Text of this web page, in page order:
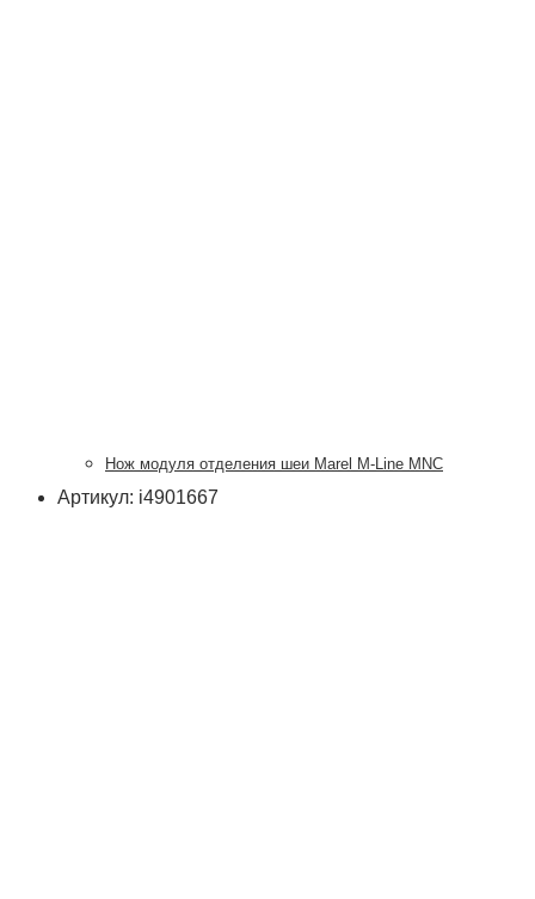
Нож модуля отделения шеи Marel M-Line MNC
Артикул: i4901667